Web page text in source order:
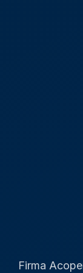
Firma